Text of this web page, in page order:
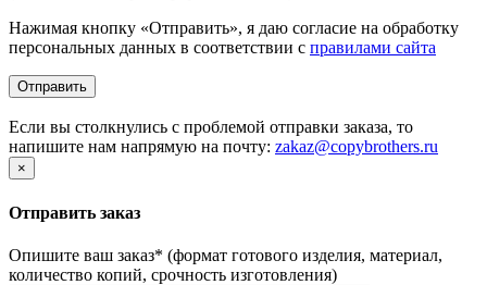
Нажимая кнопку «Отправить», я даю согласие на обработку
персональных данных в соответствии с правилами сайта
Если вы столкнулись с проблемой отправки заказа, то
напишите нам напрямую на почту: zakaz@copybrothers.ru
×
Отправить заказ
Опишите ваш заказ* (формат готового изделия, материал,
количество копий, срочность изготовления)